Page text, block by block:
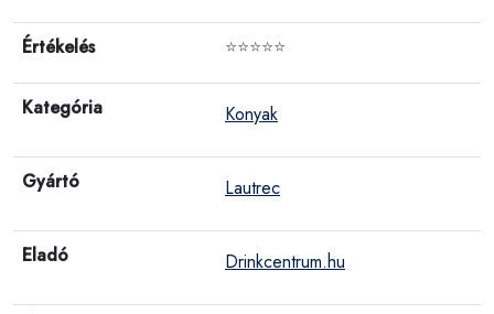
Értékelés ⭐⭐⭐⭐⭐
Kategória Konyak
Gyártó Lautrec
Eladó Drinkcentrum.hu